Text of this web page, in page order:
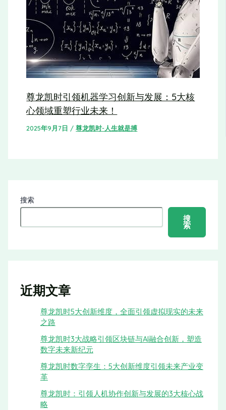
尊龙凯时引领机器学习创新与发展：5大核
心领域重塑行业未来！
2025年9月7日 /尊龙凯时-人生就是搏
搜索
搜
索
近期文章
尊龙凯时5大创新维度，全面引领虚拟现实的未来
之路
尊龙凯时3大战略引领区块链与AI融合创新，塑造
数字未来新纪元
尊龙凯时数字孪生：5大创新维度引领未来产业变
革
尊龙凯时：引领人机协作创新与发展的3大核心战
略